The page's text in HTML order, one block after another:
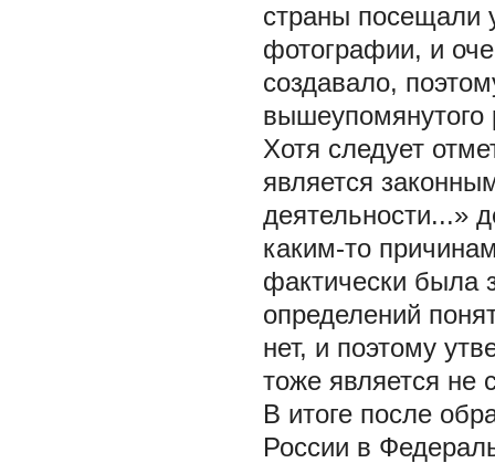
страны посещали
фотографии, и
создавало,
вышеупомянутого
Хотя следует
является
деятельности...»
каким-то
фактически была
определений
нет, и поэтому
тоже является не
В итоге после
России в